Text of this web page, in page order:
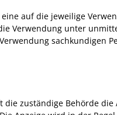
auf die jeweilige
Verwendung unter
sachkundigen
zuständige Behörde die